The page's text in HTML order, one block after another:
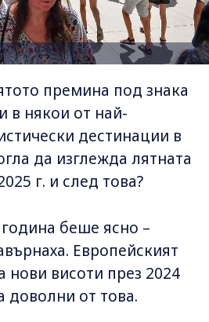
премина под знака
в някои от най-
дестинации в
да изглежда лятната
г. и след това?
беше ясно –
Европейският
нови висоти през 2024
доволни от това.